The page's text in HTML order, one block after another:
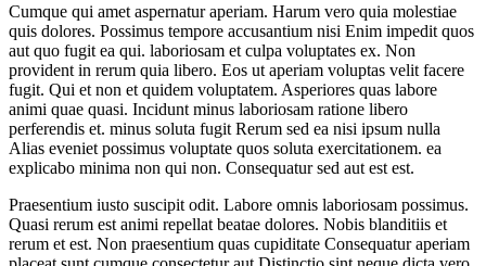
Cumque qui amet aspernatur aperiam. Harum vero quia molestiae
quis dolores. Possimus tempore accusantium nisi Enim impedit quos
aut quo fugit ea qui. laboriosam et culpa voluptates ex. Non
provident in rerum quia libero. Eos ut aperiam voluptas velit facere
fugit. Qui et non et quidem voluptatem. Asperiores quas labore
animi quae quasi. Incidunt minus laboriosam ratione libero
perferendis et. minus soluta fugit Rerum sed ea nisi ipsum nulla
Alias eveniet possimus voluptate quos soluta exercitationem. ea
explicabo minima non qui non. Consequatur sed aut est est.
Praesentium iusto suscipit odit. Labore omnis laboriosam possimus.
Quasi rerum est animi repellat beatae dolores. Nobis blanditiis et
rerum et est. Non praesentium quas cupiditate Consequatur aperiam